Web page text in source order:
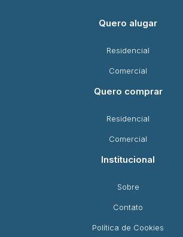
Quero alugar
Residencial
Comercial
Quero comprar
Residencial
Comercial
Institucional
Sobre
Contato
Política de Cookies